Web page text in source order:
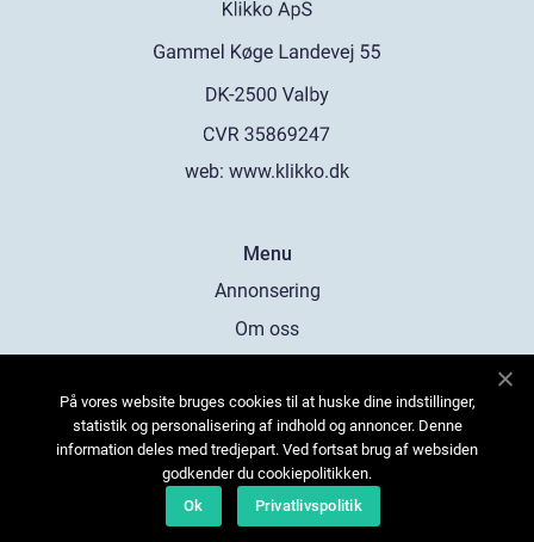
web: www.klikko.dk
Menu
Annonsering
Om oss
Kontakta oss
Sitemap
På vores website bruges cookies til at huske dine indstillinger,
statistik og personalisering af indhold og annoncer. Denne
information deles med tredjepart. Ved fortsat brug af websiden
godkender du cookiepolitikken.
Ok
Privatlivspolitik